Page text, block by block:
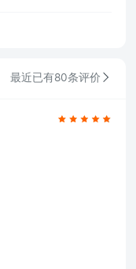
最近已有80条评价